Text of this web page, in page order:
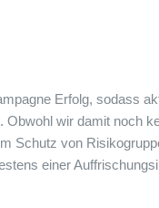
Erfolg, sodass
wir damit noch
Schutz von
einer